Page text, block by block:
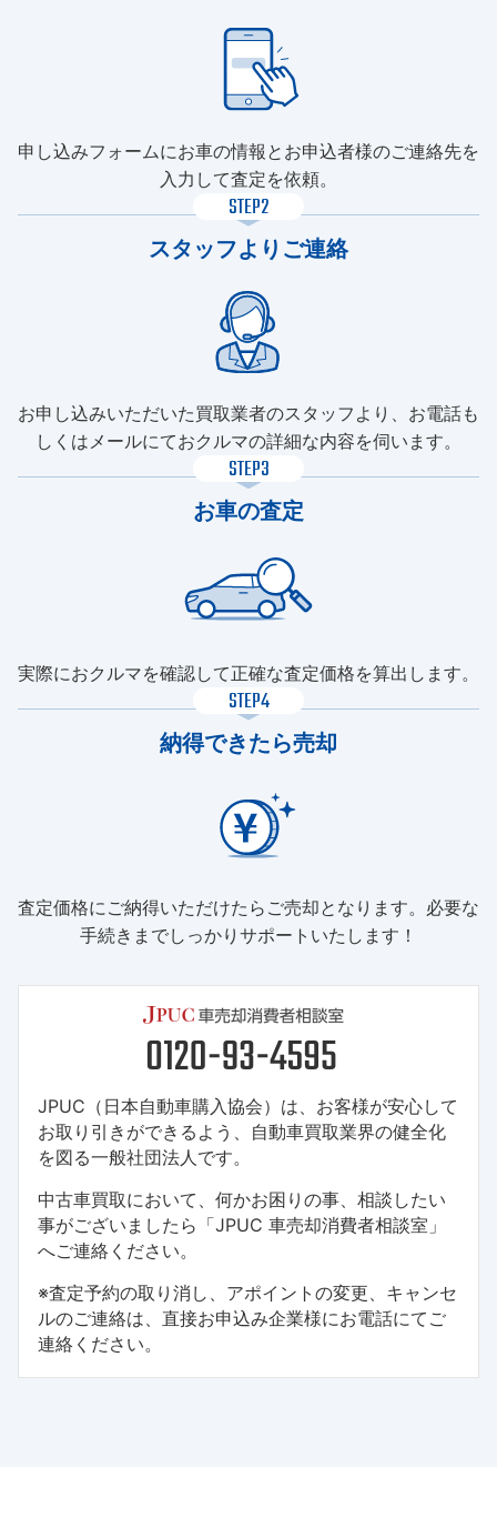
申し込みフォームにお車の情報とお申込者様のご連絡先を
入力して査定を依頼。
STEP2
スタッフよりご連絡
お申し込みいただいた買取業者のスタッフより、お電話も
しくはメールにておクルマの詳細な内容を伺います。
STEP3
お車の査定
実際におクルマを確認して正確な査定価格を算出します。
STEP4
納得できたら売却
査定価格にご納得いただけたらご売却となります。必要な
手続きまでしっかりサポートいたします！
JPUC（日本自動車購入協会）は、お客様が安心して
お取り引きができるよう、自動車買取業界の健全化
を図る一般社団法人です。
中古車買取において、何かお困りの事、相談したい
事がございましたら「JPUC 車売却消費者相談室」
へご連絡ください。
※査定予約の取り消し、アポイントの変更、キャンセ
ルのご連絡は、直接お申込み企業様にお電話にてご
連絡ください。